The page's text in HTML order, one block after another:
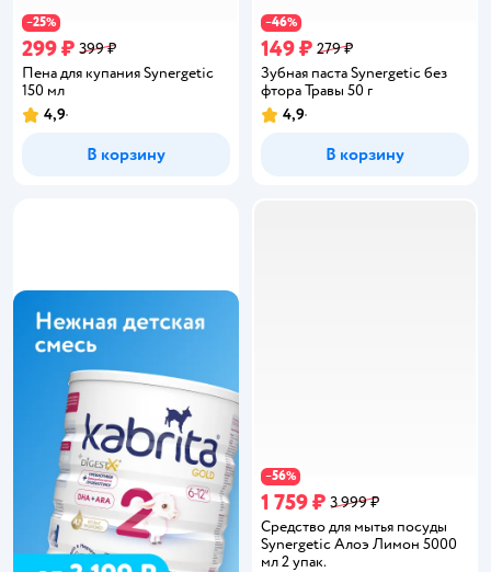
−25%
299 ₽ 399 ₽
Пена для купания Synergetic
150 мл
Рейтинг:
4,9
В корзину
−46%
149 ₽ 279 ₽
Зубная паста Synergetic без
фтора Травы 50 г
Рейтинг:
4,9
В корзину
−56%
1 759 ₽ 3 999 ₽
Средство для мытья посуды
Synergetic Алоэ Лимон 5000
мл 2 упак.